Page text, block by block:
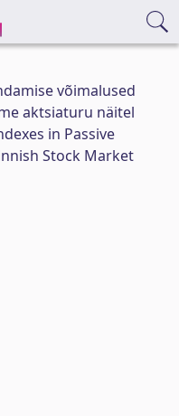
võimalused
aktsiaturu näitel
in Passive
Stock Market